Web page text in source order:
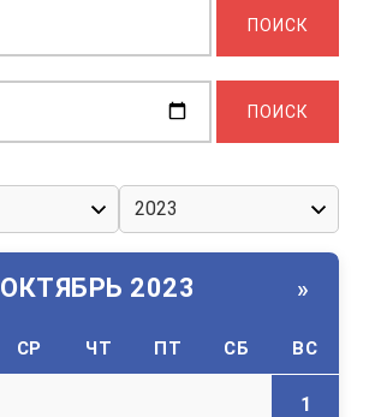
ОКТЯБРЬ 2023 »
СР ЧТ ПТ СБ ВС
1